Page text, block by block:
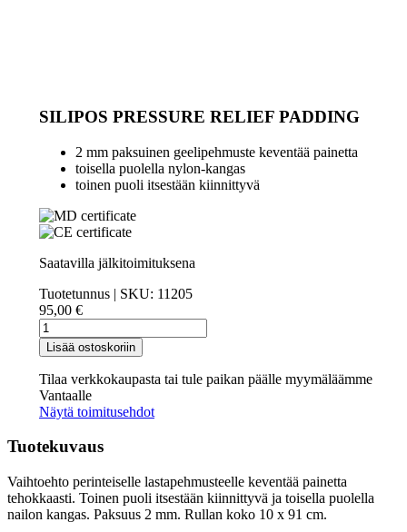
SILIPOS PRESSURE RELIEF PADDING
2 mm paksuinen geelipehmuste keventää painetta
toisella puolella nylon-kangas
toinen puoli itsestään kiinnittyvä
Saatavilla jälkitoimituksena
Tuotetunnus | SKU: 11205
95,00 €
Silipos
Pressure
Relief
Padding
10
cm
x
91
cm
Lisää ostoskoriin
Tilaa verkkokaupasta tai tule paikan päälle myymäläämme
Vantaalle
Näytä toimitusehdot
Tuotekuvaus
Vaihtoehto perinteiselle lastapehmusteelle keventää painetta
tehokkaasti. Toinen puoli itsestään kiinnittyvä ja toisella puolella
nailon kangas. Paksuus 2 mm. Rullan koko 10 x 91 cm.